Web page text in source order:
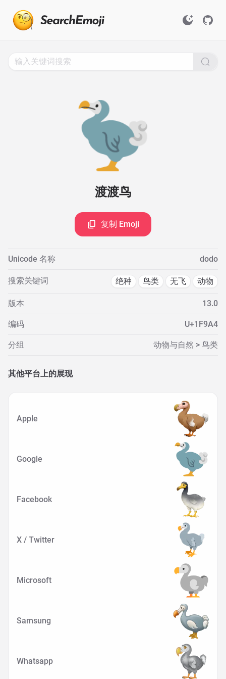
🦤
渡渡鸟
复制 Emoji
Unicode 名称 dodo
搜索关键词 绝种 鸟类 无飞 动物
版本 13.0
编码 U+1F9A4
分组 动物与自然 > 鸟类
其他平台上的展现
Apple
Google
Facebook
X / Twitter
Microsoft
Samsung
Whatsapp